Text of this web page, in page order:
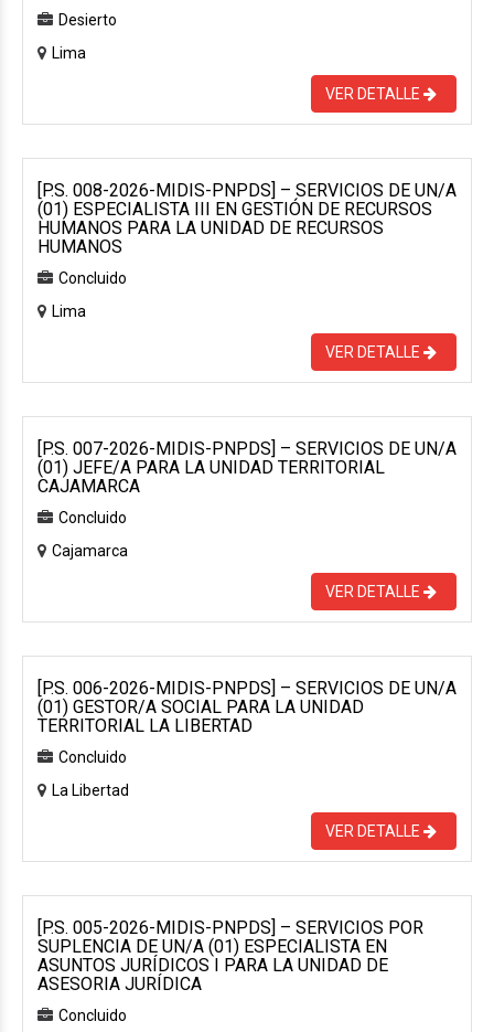
Desierto
Lima
VER DETALLE
[P.S. 008-2026-MIDIS-PNPDS] – SERVICIOS DE UN/A
(01) ESPECIALISTA III EN GESTIÓN DE RECURSOS
HUMANOS PARA LA UNIDAD DE RECURSOS
HUMANOS
Concluido
Lima
VER DETALLE
[P.S. 007-2026-MIDIS-PNPDS] – SERVICIOS DE UN/A
(01) JEFE/A PARA LA UNIDAD TERRITORIAL
CAJAMARCA
Concluido
Cajamarca
VER DETALLE
[P.S. 006-2026-MIDIS-PNPDS] – SERVICIOS DE UN/A
(01) GESTOR/A SOCIAL PARA LA UNIDAD
TERRITORIAL LA LIBERTAD
Concluido
La Libertad
VER DETALLE
[P.S. 005-2026-MIDIS-PNPDS] – SERVICIOS POR
SUPLENCIA DE UN/A (01) ESPECIALISTA EN
ASUNTOS JURÍDICOS I PARA LA UNIDAD DE
ASESORIA JURÍDICA
Concluido